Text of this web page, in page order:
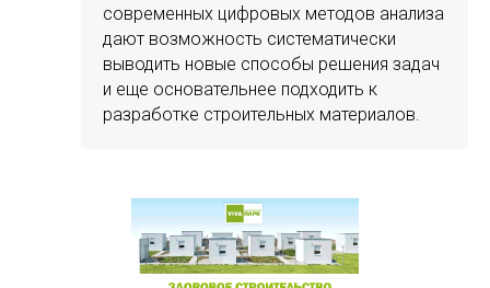
современных цифровых методов анализа
дают возможность систематически
выводить новые способы решения задач
и еще основательнее подходить к
разработке строительных материалов.